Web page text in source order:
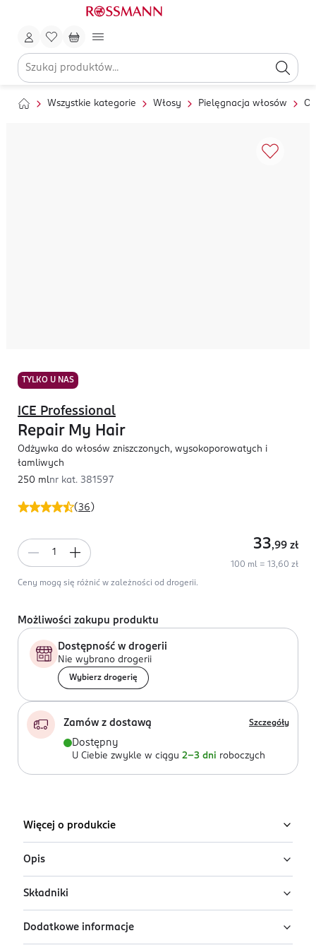
Wszystkie kategorie Włosy Pielęgnacja włosów
TYLKO U NAS
(36 )
ICE Professional
Repair My Hair
Odżywka do włosów zniszczonych, wysokoporowatych i
łamliwych
250 mlnr kat. 381597
33,99 zł
100 ml = 13,60 zł
Ceny mogą się różnić w zależności od drogerii.
Możliwości zakupu produktu
Dostępność w drogerii
Nie wybrano drogerii
Wybierz drogerię
Zamów z dostawą Szczegóły
Dostępny
U Ciebie zwykle w ciągu 2-3 dni roboczych
Więcej o produkcie
Opis
Produkty produkowane w Estonii.
ICE by NS to prawdziwy przełom w pielęgnacji włosów.
Wegańskie i naturalne formuły na bazie wyjątkowych,
Składniki
Ingredients: Aqua, Cetearyl Alcohol, Bis-Cetearyl
Amodimethicone, Cocos Nucifera Oil, Phenyl
Dodatkowe informacje